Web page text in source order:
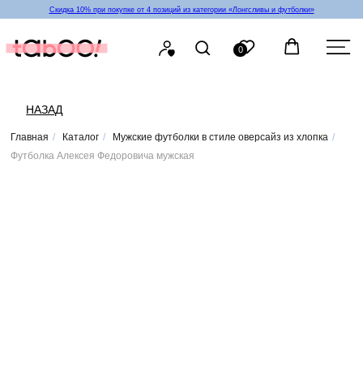
Скидка 10% при покупке от 4 позиций из категории «‎Лонгсливы и футболки»
Главная / Каталог / Мужские футболки в стиле оверсайз из хлопка /
Футболка Алексея Федоровича мужская